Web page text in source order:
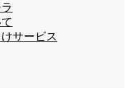
サービス